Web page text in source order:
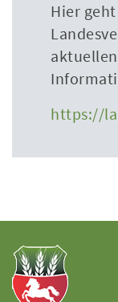
Hier
https://